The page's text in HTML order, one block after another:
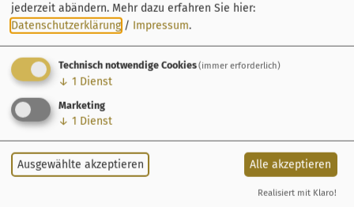
Kelten-Erlebnisweg
Etappen
Orte
Sehenswürdigkeiten
Übernachten
jederzeit abändern. Mehr dazu erfahren Sie hier:
Datenschutzerklärung / Impressum.
Technisch notwendige Cookies(immer erforderlich)
↓ 1 Dienst
Marketing
↓ 1 Dienst
Ausgewählte akzeptieren Alle akzeptieren
Realisiert mit Klaro!